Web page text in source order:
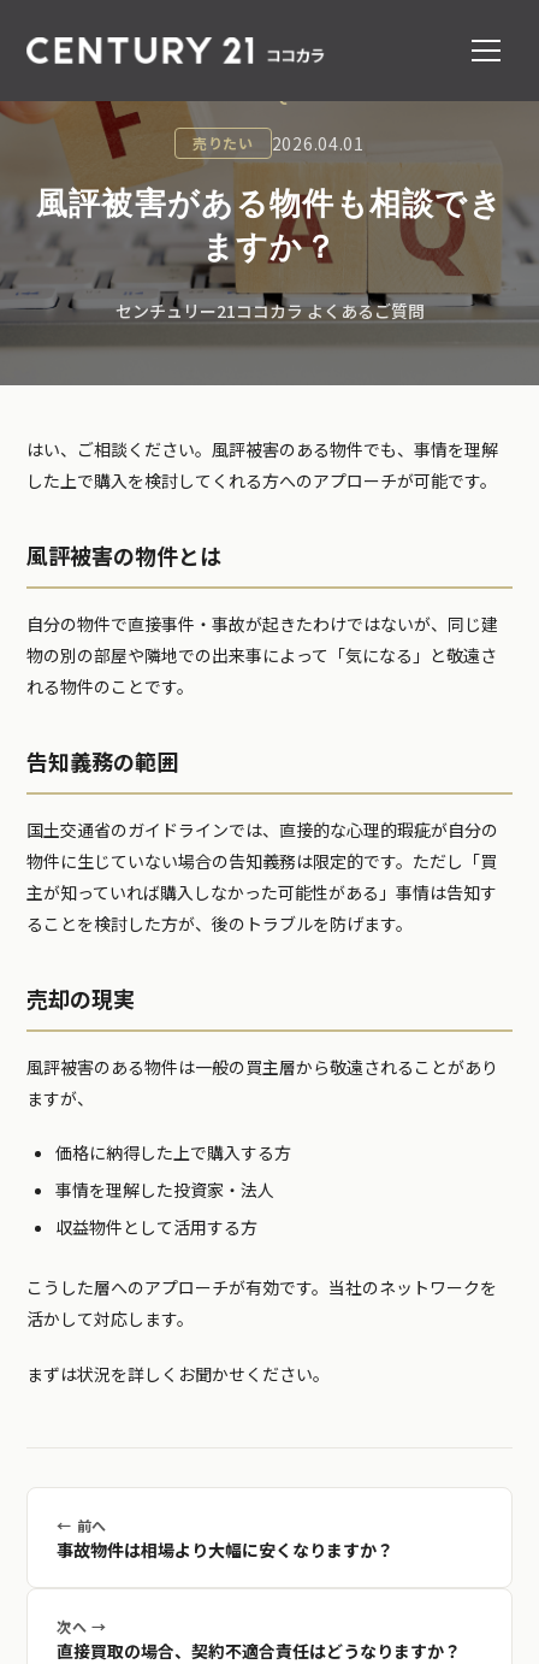
売りたい 2026.04.01
風評被害がある物件も相談でき
ますか？
センチュリー21ココカラ よくあるご質問
はい、ご相談ください。風評被害のある物件でも、事情を理解
した上で購入を検討してくれる方へのアプローチが可能です。
風評被害の物件とは
自分の物件で直接事件・事故が起きたわけではないが、同じ建
物の別の部屋や隣地での出来事によって「気になる」と敬遠さ
れる物件のことです。
告知義務の範囲
国土交通省のガイドラインでは、直接的な心理的瑕疵が自分の
物件に生じていない場合の告知義務は限定的です。ただし「買
主が知っていれば購入しなかった可能性がある」事情は告知す
ることを検討した方が、後のトラブルを防げます。
売却の現実
風評被害のある物件は一般の買主層から敬遠されることがあり
ますが、
価格に納得した上で購入する方
事情を理解した投資家・法人
収益物件として活用する方
こうした層へのアプローチが有効です。当社のネットワークを
活かして対応します。
まずは状況を詳しくお聞かせください。
← 前へ
事故物件は相場より大幅に安くなりますか？
次へ →
直接買取の場合、契約不適合責任はどうなりますか？